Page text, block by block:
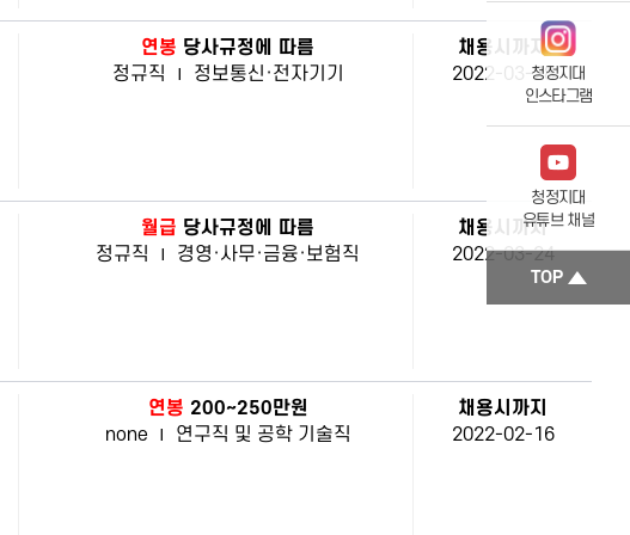
연봉 당사규정에 따름
정규직
| 정보통신·전자기기
채용시까지
2022-03-28
월급 당사규정에 따름
정규직
| 경영·사무·금융·보험직
채용시까지
2022-03-24
연봉 200~250만원
none
| 연구직 및 공학 기술직
채용시까지
2022-02-16
청정지대
인스타그램
청정지대
유튜브 채널
TOP